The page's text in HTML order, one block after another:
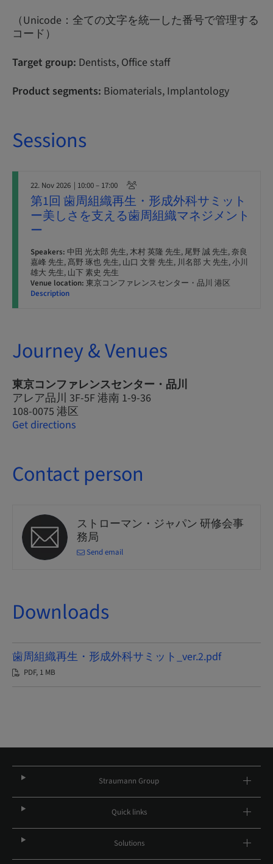
（Unicode：全ての文字を統一した番号で管理する
コード）
Target group: Dentists, Office staff
Product segments: Biomaterials, Implantology
Sessions
22. Nov 2026 | 10:00 – 17:00
第1回 歯周組織再生・形成外科サミット
ー美しさを支える歯周組織マネジメント
ー
Speakers: 中田 光太郎 先生, 木村 英隆 先生, 尾野 誠 先生, 奈良
嘉峰 先生, 髙野 琢也 先生, 山口 文誉 先生, 川名部 大 先生, 小川
雄大 先生, 山下 素史 先生
Venue location: 東京コンファレンスセンター・品川 港区
Description
Journey & Venues
東京コンファレンスセンター・品川
アレア品川 3F-5F 港南 1-9-36
108-0075 港区
Get directions
Contact person
ストローマン・ジャパン 研修会事
務局
Send email
Downloads
歯周組織再生・形成外科サミット_ver.2.pdf
PDF, 1 MB
Straumann Group
Quick links
Solutions